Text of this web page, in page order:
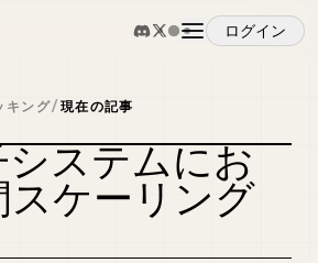
ログイン
キング/現在の記事
システムにお
スケーリング